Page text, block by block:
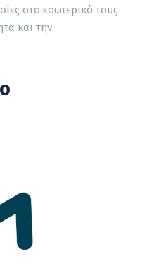
στο εσωτερικό τους
και την